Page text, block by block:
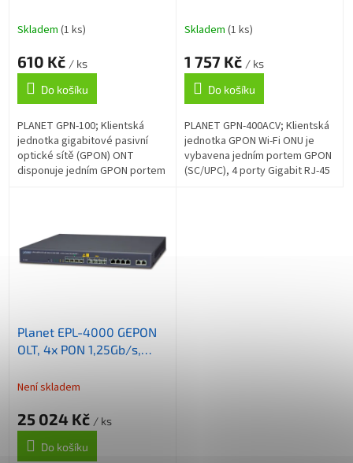
Skladem (1 ks)
610 Kč / ks
Do košíku
PLANET GPN-100; Klientská
jednotka gigabitové pasivní
optické sítě (GPON) ONT
disponuje jedním GPON portem
1.2Gb, 2x FXS (RJ-11), USB
Skladem (1 ks)
1 757 Kč / ks
Do košíku
PLANET GPN-400ACV; Klientská
jednotka GPON Wi-Fi ONU je
vybavena jedním portem GPON
(SC/UPC), 4 porty Gigabit RJ-45
Planet EPL-4000 GEPON
OLT, 4x PON 1,25Gb/s,
VLAN, DBA, IGMP, GUI
Není skladem
25 024 Kč / ks
Do košíku